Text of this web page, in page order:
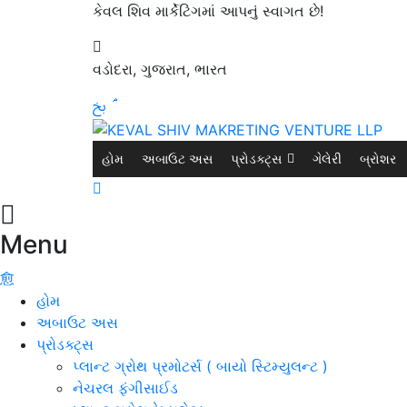
કેવલ શિવ માર્કેટિંગમાં આપનું સ્વાગત છે!
વડોદરા, ગુજરાત, ભારત
હોમ અબાઉટ અસ પ્રોડક્ટ્સ ગેલેરી બ્રોશર
Menu
હોમ
અબાઉટ અસ
પ્રોડક્ટ્સ
પ્લાન્ટ ગ્રોથ પ્રમોટર્સ ( બાયો સ્ટિમ્યુલન્ટ )
નેચરલ ફંગીસાઈડ